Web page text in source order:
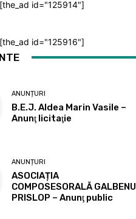
[the_ad id="125914"]
[the_ad id="125916"]
ANUNȚURI
B.E.J. Aldea Marin Vasile –
Anunţ licitaţie
ANUNȚURI
ASOCIAȚIA
COMPOSESORALĂ GALBENU
PRISLOP – Anunţ public